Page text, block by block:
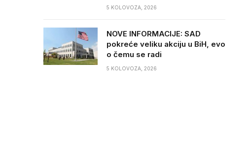
5 KOLOVOZA, 2026
NOVE INFORMACIJE: SAD
pokreće veliku akciju u BiH, evo
o čemu se radi
5 KOLOVOZA, 2026